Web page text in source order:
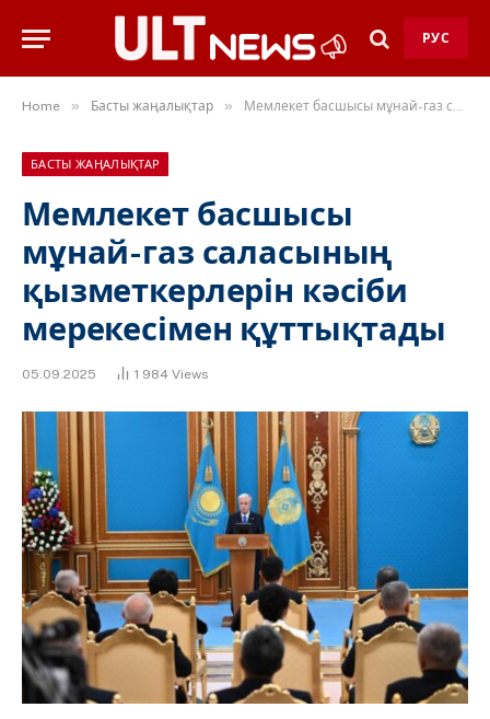
РУС
Home » Басты жаңалықтар » Мемлекет басшысы мұнай-газ саласының қызметкерлерін кәсіби мерекесімен құттықтады
БАСТЫ ЖАҢАЛЫҚТАР
Мемлекет басшысы
мұнай-газ саласының
қызметкерлерін кәсіби
мерекесімен құттықтады
05.09.2025 1 984 Views